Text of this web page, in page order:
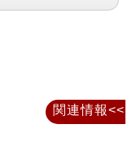
関連情報<<